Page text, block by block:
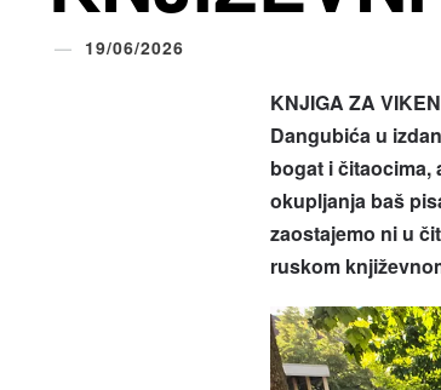
19/06/2026
KNJIGA ZA
Dangubića u
bogat i čitaocima,
okupljanja baš
zaostajemo ni u
ruskom